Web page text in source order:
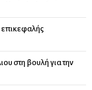
στη βουλή για την